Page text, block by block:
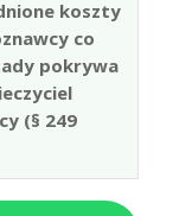
koszty
co
pokrywa
(§ 249